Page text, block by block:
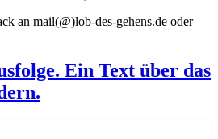
an mail(@)lob-des-gehens.de oder
Ein Text über das